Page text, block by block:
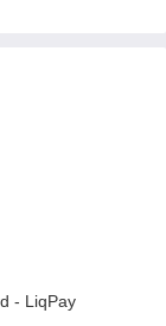
- LiqPay